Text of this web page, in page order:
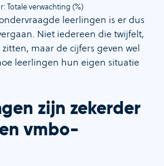
Totale verwachting (%)
leerlingen is er dus
Niet iedereen die twijfelt,
maar de cijfers geven wel
leerlingen hun eigen situatie
zijn zekerder
vmbo-